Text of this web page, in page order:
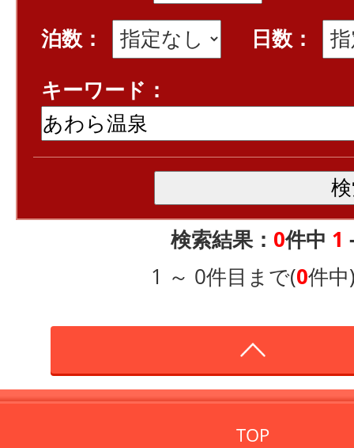
泊数：
日数：
キーワード：
検索結果： 0件中 1
1 ～ 0件目まで(0件中
TOP